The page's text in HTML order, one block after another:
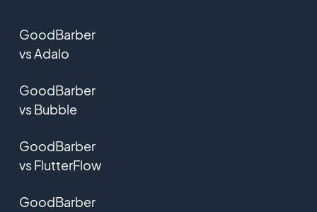
GoodBarber
vs Adalo
GoodBarber
vs Bubble
GoodBarber
vs FlutterFlow
GoodBarber